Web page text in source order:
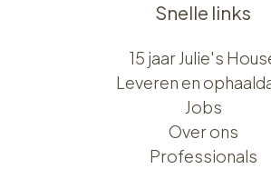
Snelle links
15 jaar Julie's
Leveren en
Jobs
Over ons​​
Professionals